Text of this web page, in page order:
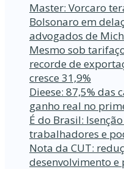
Master: Vorcaro
Bolsonaro em
advogados de
Mesmo sob
recorde de
cresce 31,9%
Dieese: 87,5%
ganho real no
É do Brasil:
trabalhadores e
Nota da CUT:
desenvolvimento